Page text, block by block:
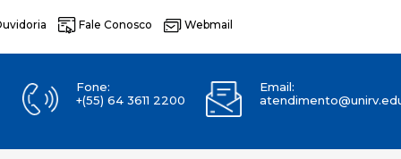
Fale Conosco Webmail
Fone:
+(55) 64 3611 2200
Email: